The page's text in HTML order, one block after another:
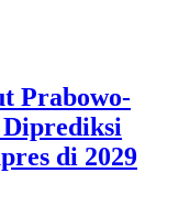
Prabowo-
di 2029